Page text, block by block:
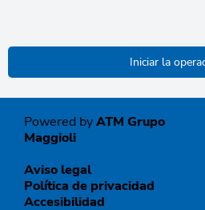
Powered byATM Grupo
Maggioli
Aviso legal
Política de privacidad
Accesibilidad